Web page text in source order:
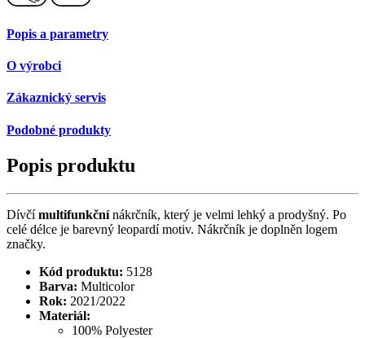
Popis a parametry
O výrobci
Zákaznický servis
Podobné produkty
Popis produktu
Dívčímultifunkčnínákrčník, který je velmi lehký a prodyšný. Po
celé délce je barevný leopardí motiv. Nákrčník je doplněn logem
značky.
Kód produktu: 5128
Barva: Multicolor
Rok: 2021/2022
Materiál:
100% Polyester